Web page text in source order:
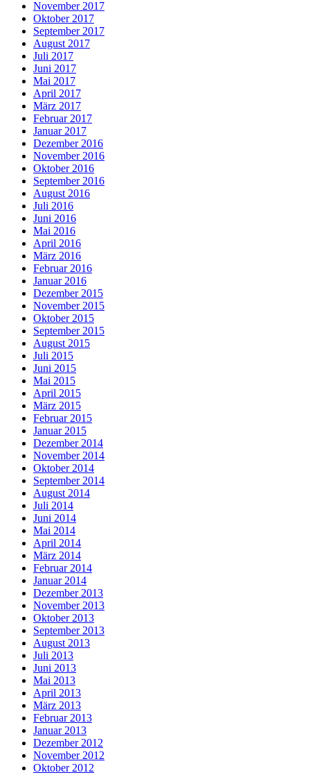
November 2017
Oktober 2017
September 2017
August 2017
Juli 2017
Juni 2017
Mai 2017
April 2017
März 2017
Februar 2017
Januar 2017
Dezember 2016
November 2016
Oktober 2016
September 2016
August 2016
Juli 2016
Juni 2016
Mai 2016
April 2016
März 2016
Februar 2016
Januar 2016
Dezember 2015
November 2015
Oktober 2015
September 2015
August 2015
Juli 2015
Juni 2015
Mai 2015
April 2015
März 2015
Februar 2015
Januar 2015
Dezember 2014
November 2014
Oktober 2014
September 2014
August 2014
Juli 2014
Juni 2014
Mai 2014
April 2014
März 2014
Februar 2014
Januar 2014
Dezember 2013
November 2013
Oktober 2013
September 2013
August 2013
Juli 2013
Juni 2013
Mai 2013
April 2013
März 2013
Februar 2013
Januar 2013
Dezember 2012
November 2012
Oktober 2012